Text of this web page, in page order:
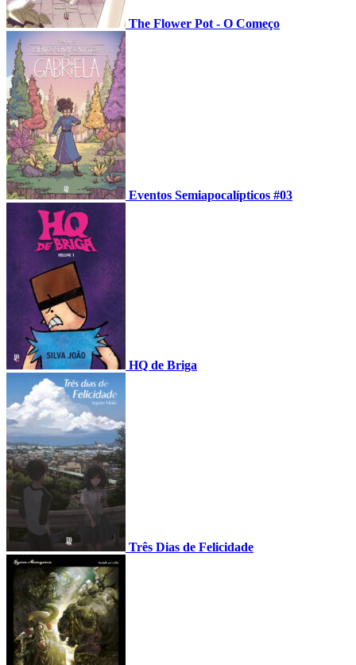
The Flower Pot - O Começo
Eventos Semiapocalípticos #03
HQ de Briga
Três Dias de Felicidade